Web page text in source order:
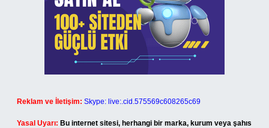
Reklam ve İletişim: Skype: live:.cid.575569c608265c69
Yasal Uyarı: Bu internet sitesi, herhangi bir marka, kurum veya şahıs